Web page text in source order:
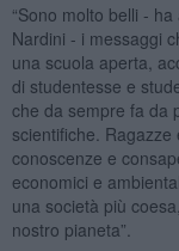
“Sono molto belli -
Nardini - i messaggi
una scuola aperta,
di studentesse e
che da sempre fa da
scientifiche.
conoscenze e
economici e
una società più
nostro pianeta”.